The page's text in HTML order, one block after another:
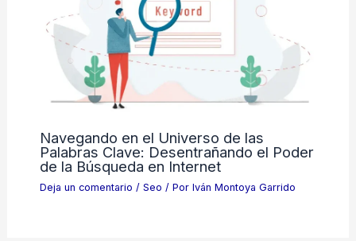
Navegando en el Universo de las
Palabras Clave: Desentrañando el Poder
de la Búsqueda en Internet
Deja un comentario / Seo / Por Iván Montoya Garrido